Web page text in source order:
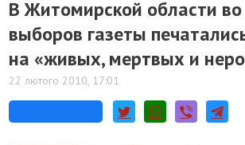
В Житомирской области
выборов газеты
на «живых, мертвых и
22 лютого 2010, 17:01